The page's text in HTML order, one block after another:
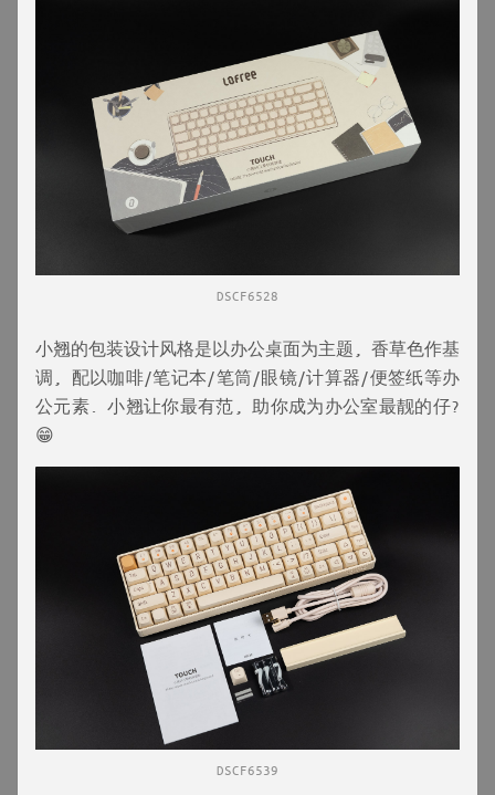
DSCF6528
小翘的包装设计风格是以办公桌面为主题, 香草色作基
调, 配以咖啡/笔记本/笔筒/眼镜/计算器/便签纸等办
公元素. 小翘让你最有范, 助你成为办公室最靓的仔?
😁
DSCF6539